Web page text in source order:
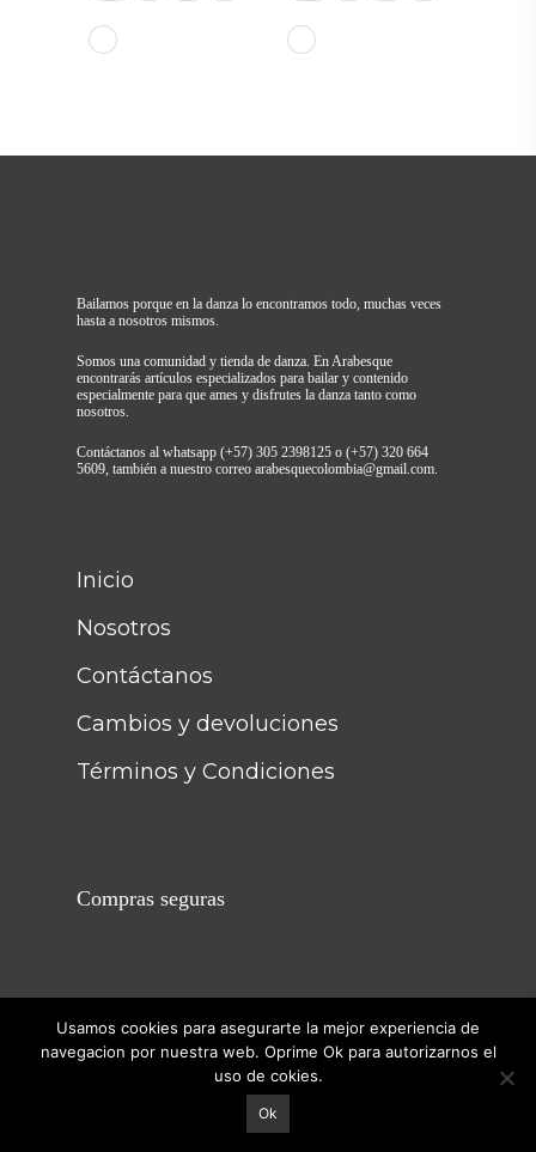
Bailamos porque en la danza lo encontramos todo, muchas veces
hasta a nosotros mismos.
Somos una comunidad y tienda de danza. En Arabesque
encontrarás artículos especializados para bailar y contenido
especialmente para que ames y disfrutes la danza tanto como
nosotros.
Contáctanos al whatsapp (+57) 305 2398125 o (+57) 320 664
5609, también a nuestro correo arabesquecolombia@gmail.com.
Inicio
Nosotros
Contáctanos
Cambios y devoluciones
Términos y Condiciones
Compras seguras
© 2026 Arabesque Colombia.
Usamos cookies para asegurarte la mejor experiencia de
navegacion por nuestra web. Oprime Ok para autorizarnos el
uso de cokies.
Ok